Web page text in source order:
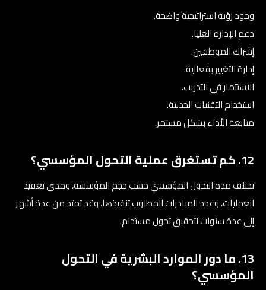
وجود رؤية استراتيجية واضحة.
دعم الإدارة العليا.
إشراك الموظفين.
إدارة التغيير بفعالية.
الاستثمار في التدريب.
استخدام التقنيات الحديثة.
متابعة الأداء بشكل مستمر.
12. كم تستغرق عملية التحول المؤسسي؟
تختلف مدة التحول المؤسسي حسب حجم المؤسسة، ومدى تعقيد
العمليات، وعدد المبادرات المطلوب تنفيذها، وقد تمتد من عدة أشهر
إلى عدة سنوات لتحقيق تحول مستدام.
13. ما دور الموارد البشرية في التحول
المؤسسي؟